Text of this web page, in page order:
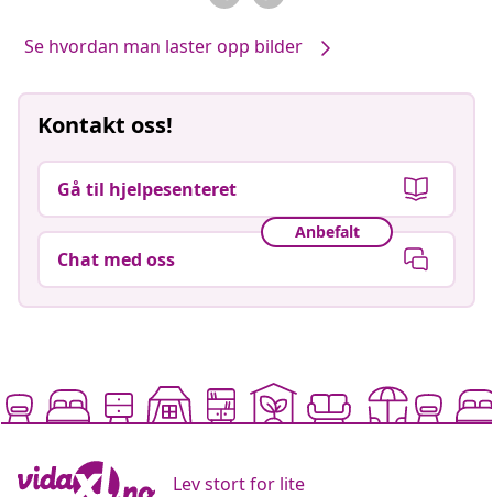
Se hvordan man laster opp bilder
Kontakt oss!
Gå til hjelpesenteret
Anbefalt
Chat med oss
Lev stort for lite